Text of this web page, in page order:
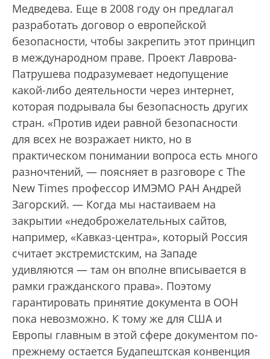
Медведева. Еще в 2008 году он предлагал
разработать договор о европейской
безопасности, чтобы закрепить этот принцип
в международном праве. Проект Лаврова-
Патрушева подразумевает недопущение
какой-либо деятельности через интернет,
которая подрывала бы безопасность других
стран. «Против идеи равной безопасности
для всех не возражает никто, но в
практическом понимании вопроса есть много
разночтений, — поясняет в разговоре с The
New Times профессор ИМЭМО РАН Андрей
Загорский. — Когда мы настаиваем на
закрытии «недоброжелательных сайтов,
например, «Кавказ-центра», который Россия
считает экстремистским, на Западе
удивляются — там он вполне вписывается в
рамки гражданского права». Поэтому
гарантировать принятие документа в ООН
пока невозможно. К тому же для США и
Европы главным в этой сфере документом по-
прежнему остается Будапештская конвенция